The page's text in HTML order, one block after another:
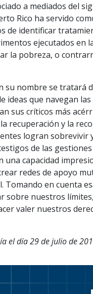
a mediados del
Rico ha servido
de identificar
ejecutados en
la pobreza, o
su nombre se tratará
que navegan
sus críticos más
recuperación y la
logran sobrevivir
de las
capacidad
redes de apoyo
en cuenta
sobre nuestros
valer nuestros
el día 29 de julio de